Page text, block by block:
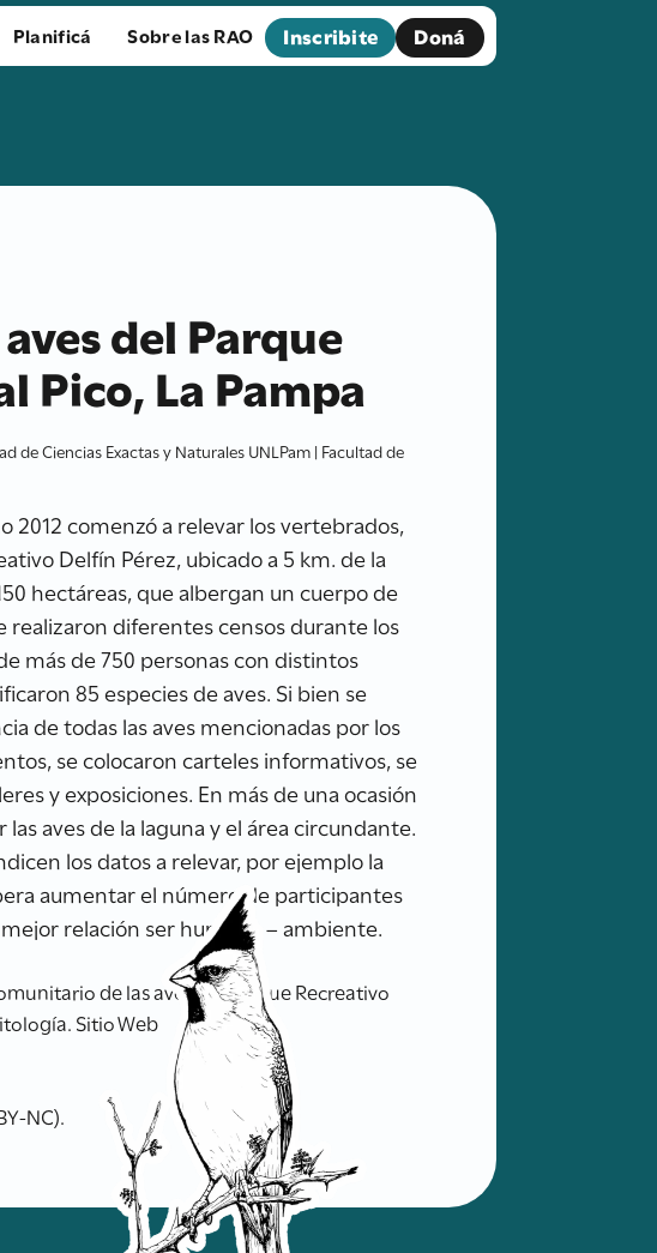
Planificá Sobre las RAO Inscribite Doná
del Parque
Pico, La Pampa
de Ciencias Exactas y Naturales UNLPam | Facultad de
2012 comenzó a relevar los vertebrados,
Delfín Pérez, ubicado a 5 km. de la
hectáreas, que albergan un cuerpo de
realizaron diferentes censos durante los
más de 750 personas con distintos
85 especies de aves. Si bien se
de todas las aves mencionadas por los
se colocaron carteles informativos, se
y exposiciones. En más de una ocasión
aves de la laguna y el área circundante.
los datos a relevar, por ejemplo la
aumentar el número de participantes
relación ser humano – ambiente.
de las aves del Parque Recreativo
Sitio Web
NC).